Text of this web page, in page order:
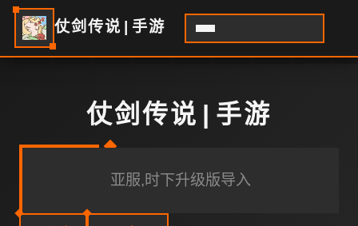
仗剑传说|手游
仗剑传说|手游
亚服,时下升级版导入